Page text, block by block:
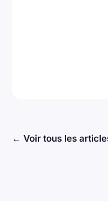
← Voir tous les